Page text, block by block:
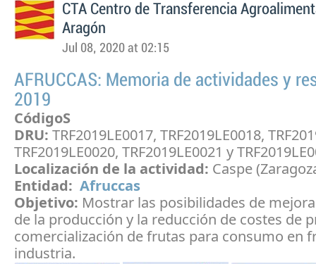
CTA Centro de Transferencia
Aragón
Jul 08, 2020 at 02:15
AFRUCCAS: Memoria de actividades y
2019
CódigoS
DRU: TRF2019LE0017, TRF2019LE0018,
TRF2019LE0020, TRF2019LE0021 y
Localización de la actividad: Caspe
Entidad: Afruccas
Objetivo: Mostrar las posibilidades de
de la producción y la reducción de costes de
comercialización de frutas para consumo en
industria.